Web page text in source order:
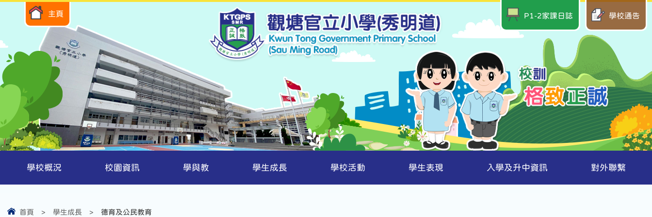
主頁 學校通告
P1-2家課日誌
學校概況 校園資訊 學與教 學生成長 學校活動 學生表現 入學及升中資訊 對外聯繫
首頁 > 學生成長 > 德育及公民教育